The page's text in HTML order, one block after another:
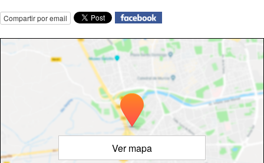
Compartir por email
Ver mapa